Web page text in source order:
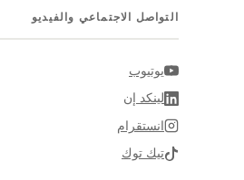
التواصل الاجتماعي والفيديو
يوتيوب
لينكد إن
انستقرام
تيك توك